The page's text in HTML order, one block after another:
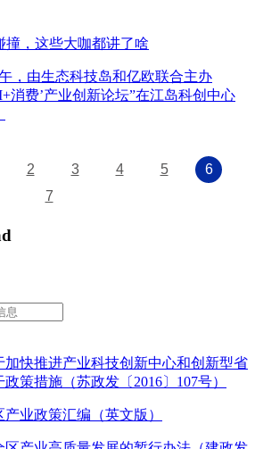
撞，这些大咖都讲了啥
，由生态科技岛和亿欧联合主办
消费’产业创新论坛”在江岛科创中心
2 3 4 5
6
7
加快推进产业科技创新中心和创新型省
策措施（苏政发〔2016〕107号）
产业政策汇编（英文版）